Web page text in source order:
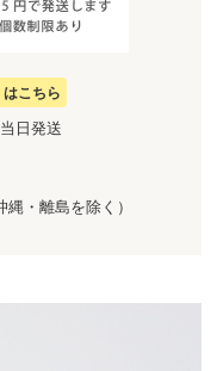
こちら
日発送
・離島を除く）